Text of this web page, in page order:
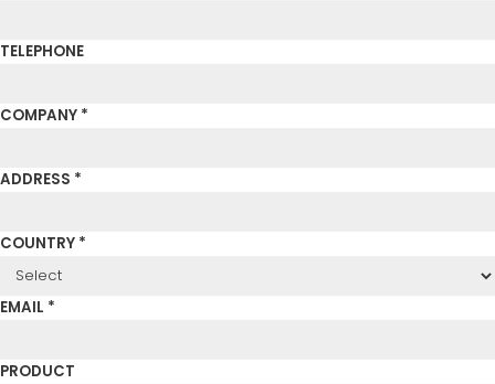
TELEPHONE
COMPANY *
ADDRESS *
COUNTRY *
EMAIL *
PRODUCT